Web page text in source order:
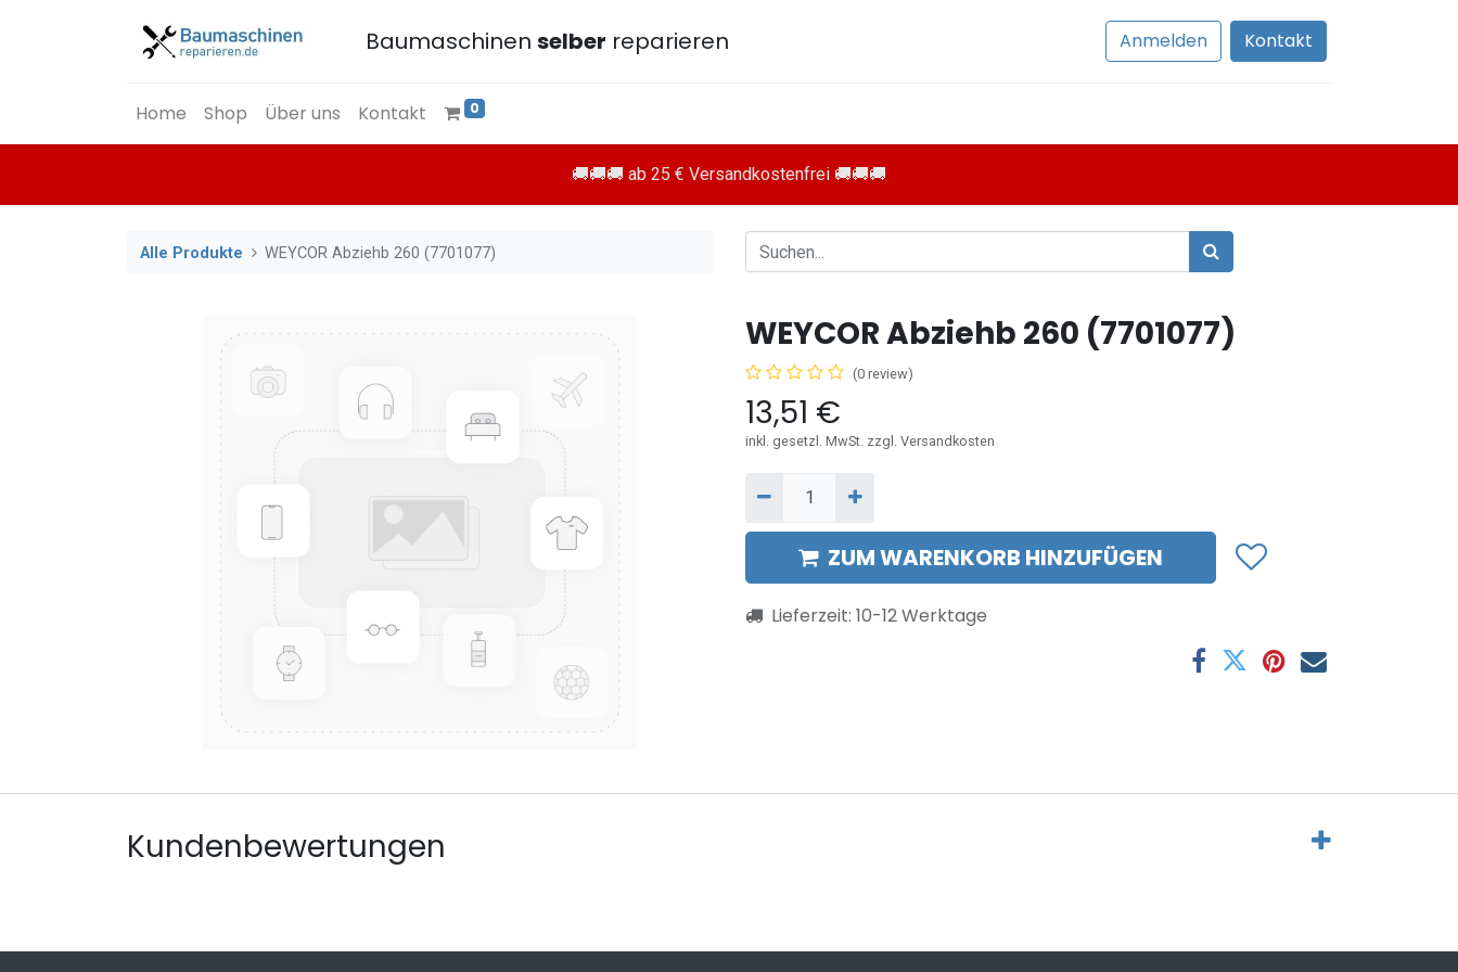
Baumaschinen selber reparieren Anmelden Kontakt
Home Shop Über uns Kontakt 0
🚚🚚🚚 ab 25 € Versandkostenfrei 🚚🚚🚚
Alle Produkte WEYCOR Abziehb 260 (7701077)
WEYCOR Abziehb 260 (7701077)
(0 review)
13,51 €
inkl. gesetzl. MwSt. zzgl. Versandkosten
ZUM WARENKORB HINZUFÜGEN
Lieferzeit: 10-12Werktage
Kundenbewertungen